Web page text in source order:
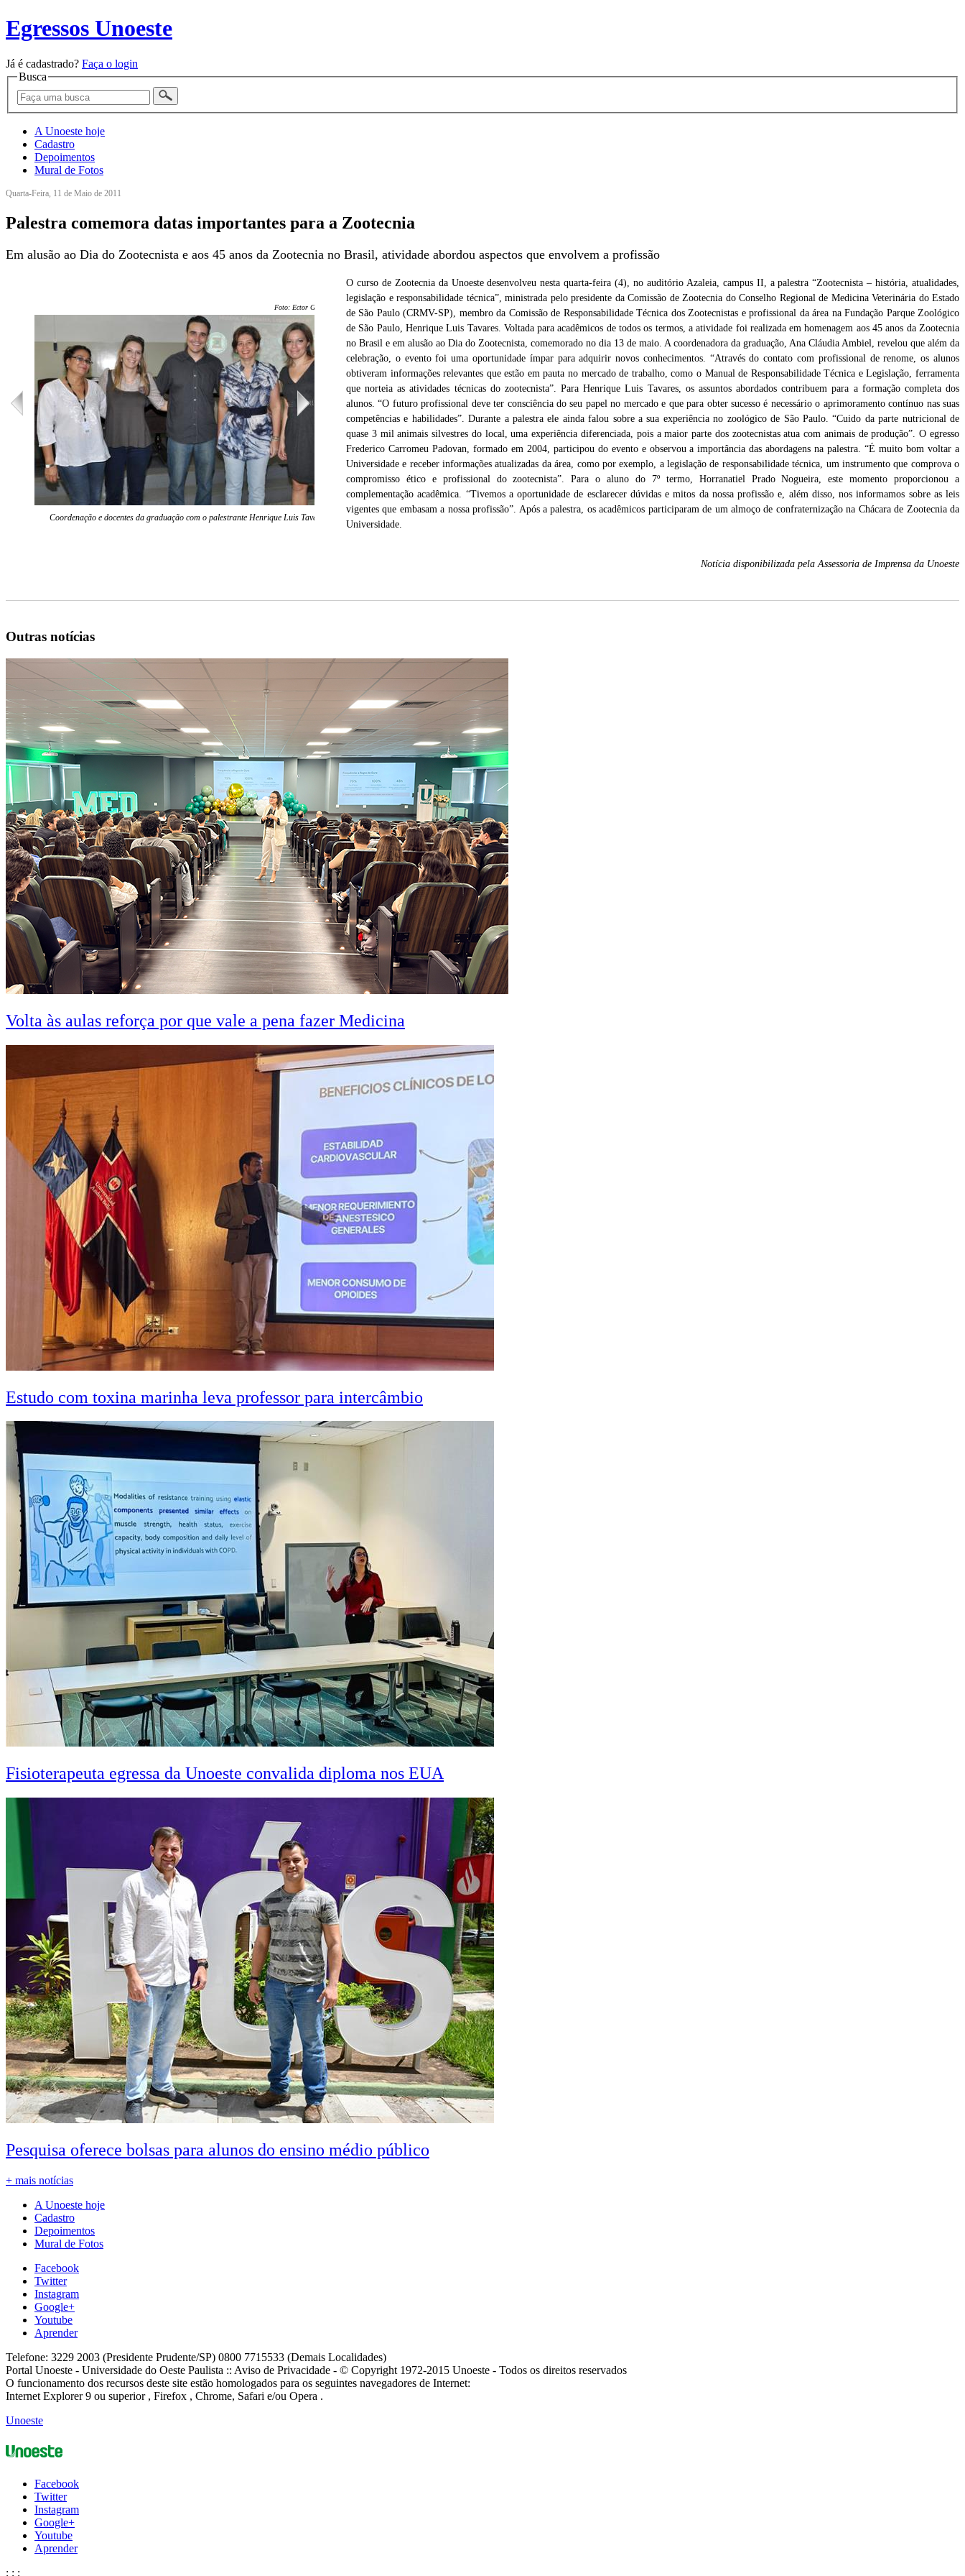
Egressos Unoeste
Já é cadastrado? Faça o login
Busca
A Unoeste hoje
Cadastro
Depoimentos
Mural de Fotos
Quarta-Feira, 11 de Maio de 2011
Palestra comemora datas importantes para a Zootecnia
Em alusão ao Dia do Zootecnista e aos 45 anos da Zootecnia no Brasil, atividade abordou aspectos que envolvem a profissão
Foto: Ector Gervasoni
Coordenação e docentes da graduação com o palestrante Henrique Luis Tavares
Foto: Ector Gervasoni
Acadêmicos receberam orientações sobre o mercado de trabalho
O curso de Zootecnia da Unoeste desenvolveu nesta quarta-feira (4), no auditório Azaleia, campus II, a palestra “Zootecnista – história, atualidades,
legislação e responsabilidade técnica”, ministrada pelo presidente da Comissão de Zootecnia do Conselho Regional de Medicina Veterinária do Estado
de São Paulo (CRMV-SP), membro da Comissão de Responsabilidade Técnica dos Zootecnistas e profissional da área na Fundação Parque Zoológico
de São Paulo, Henrique Luis Tavares. Voltada para acadêmicos de todos os termos, a atividade foi realizada em homenagem aos 45 anos da Zootecnia
no Brasil e em alusão ao Dia do Zootecnista, comemorado no dia 13 de maio. A coordenadora da graduação, Ana Cláudia Ambiel, revelou que além da
celebração, o evento foi uma oportunidade ímpar para adquirir novos conhecimentos. “Através do contato com profissional de renome, os alunos
obtiveram informações relevantes que estão em pauta no mercado de trabalho, como o Manual de Responsabilidade Técnica e Legislação, ferramenta
que norteia as atividades técnicas do zootecnista”. Para Henrique Luis Tavares, os assuntos abordados contribuem para a formação completa dos
alunos. “O futuro profissional deve ter consciência do seu papel no mercado e que para obter sucesso é necessário o aprimoramento contínuo nas suas
competências e habilidades”. Durante a palestra ele ainda falou sobre a sua experiência no zoológico de São Paulo. “Cuido da parte nutricional de
quase 3 mil animais silvestres do local, uma experiência diferenciada, pois a maior parte dos zootecnistas atua com animais de produção”. O egresso
Frederico Carromeu Padovan, formado em 2004, participou do evento e observou a importância das abordagens na palestra. “É muito bom voltar a
Universidade e receber informações atualizadas da área, como por exemplo, a legislação de responsabilidade técnica, um instrumento que comprova o
compromisso ético e profissional do zootecnista”. Para o aluno do 7º termo, Horranatiel Prado Nogueira, este momento proporcionou a
complementação acadêmica. “Tivemos a oportunidade de esclarecer dúvidas e mitos da nossa profissão e, além disso, nos informamos sobre as leis
vigentes que embasam a nossa profissão”. Após a palestra, os acadêmicos participaram de um almoço de confraternização na Chácara de Zootecnia da
Universidade.
Notícia disponibilizada pela Assessoria de Imprensa da Unoeste
Outras notícias
Volta às aulas reforça por que vale a pena fazer Medicina
Estudo com toxina marinha leva professor para intercâmbio
Fisioterapeuta egressa da Unoeste convalida diploma nos EUA
Pesquisa oferece bolsas para alunos do ensino médio público
+ mais notícias
A Unoeste hoje
Cadastro
Depoimentos
Mural de Fotos
Facebook
Twitter
Instagram
Google+
Youtube
Aprender
Telefone: 3229 2003 (Presidente Prudente/SP) 0800 7715533 (Demais Localidades)
Portal Unoeste - Universidade do Oeste Paulista :: Aviso de Privacidade - © Copyright 1972-2015 Unoeste - Todos os direitos reservados
O funcionamento dos recursos deste site estão homologados para os seguintes navegadores de Internet:
Internet Explorer 9 ou superior , Firefox , Chrome, Safari e/ou Opera .
Unoeste
Facebook
Twitter
Instagram
Google+
Youtube
Aprender
; ; ;